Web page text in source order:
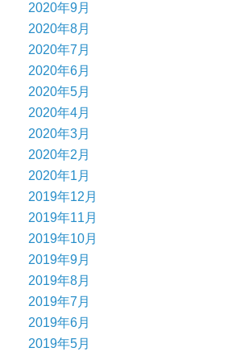
2020年9月
2020年8月
2020年7月
2020年6月
2020年5月
2020年4月
2020年3月
2020年2月
2020年1月
2019年12月
2019年11月
2019年10月
2019年9月
2019年8月
2019年7月
2019年6月
2019年5月